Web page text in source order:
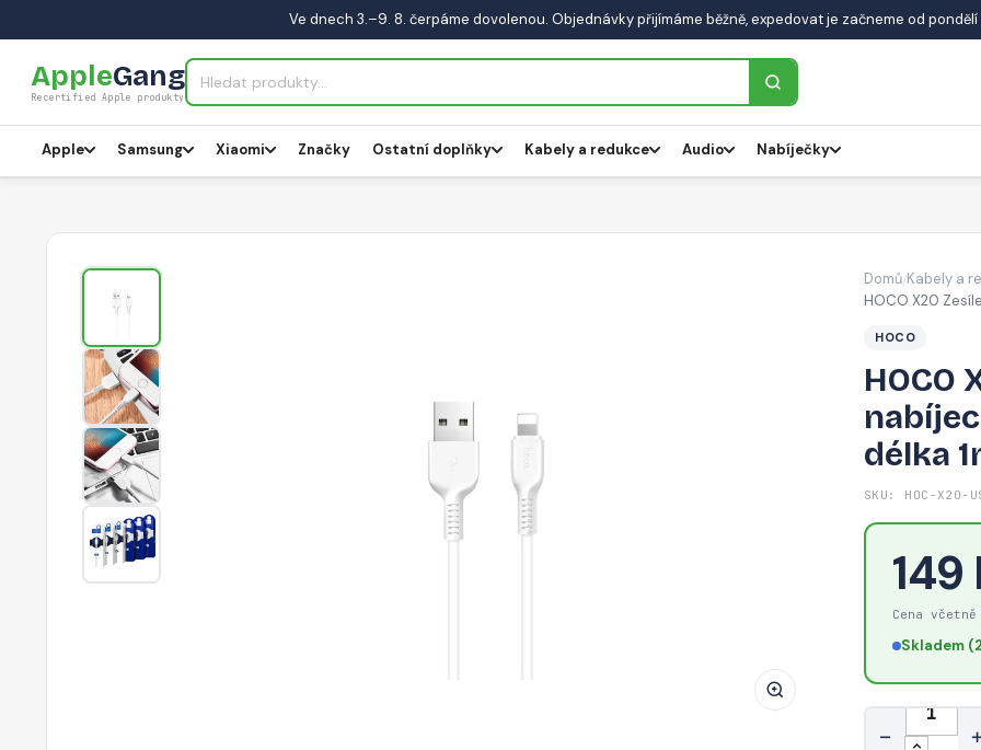
Ve dnech 3.–9. 8. čerpáme dovolenou. Objednávky přijímáme běžně, expedovat je začneme od pondělí
AppleGang
Recertified Apple produkty
Apple Samsung Xiaomi Značky Ostatní doplňky Kabely a redukce Audio Nabíječky
HOCO
Domů/Kabely a
HOCO X20
HOCO
HOCO
délka
SKU: HOC-X20-
149
Cena
Skladem
Množství
−